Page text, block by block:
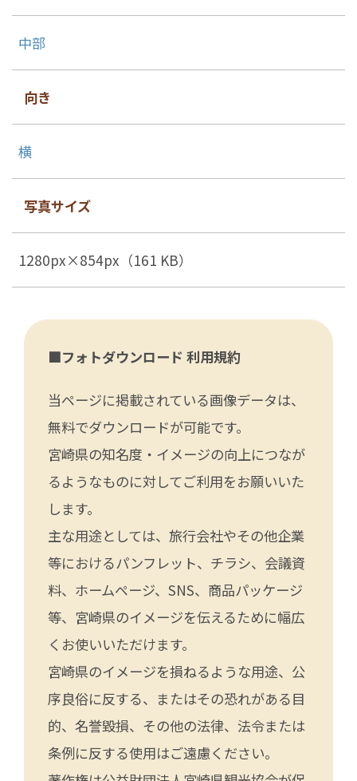
中部
向き
横
写真サイズ
1280px×854px（161 KB）
■フォトダウンロード 利用規約
当ページに掲載されている画像データは、
無料でダウンロードが可能です。
宮崎県の知名度・イメージの向上につなが
るようなものに対してご利用をお願いいた
します。
主な用途としては、旅行会社やその他企業
等におけるパンフレット、チラシ、会議資
料、ホームページ、SNS、商品パッケージ
等、宮崎県のイメージを伝えるために幅広
くお使いいただけます。
宮崎県のイメージを損ねるような用途、公
序良俗に反する、またはその恐れがある目
的、名誉毀損、その他の法律、法令または
条例に反する使用はご遠慮ください。